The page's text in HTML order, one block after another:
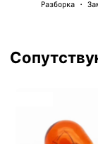
Разборка ·